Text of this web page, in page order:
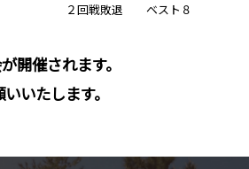
退 ベスト８
開催されます。
いたします。